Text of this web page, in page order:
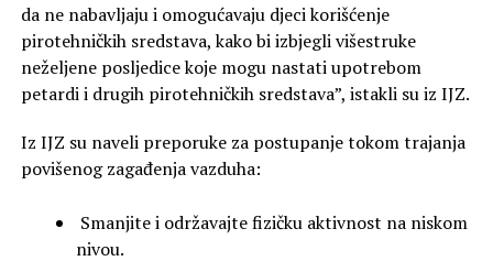
da ne nabavljaju i omogućavaju djeci korišćenje
pirotehničkih sredstava, kako bi izbjegli višestruke
neželjene posljedice koje mogu nastati upotrebom
petardi i drugih pirotehničkih sredstava”, istakli su iz IJZ.
Iz IJZ su naveli preporuke za postupanje tokom trajanja
povišenog zagađenja vazduha:
Smanjite i održavajte fizičku aktivnost na niskom
nivou.